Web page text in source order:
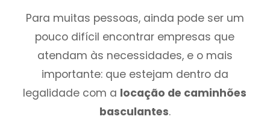
Para muitas pessoas, ainda pode ser um
pouco difícil encontrar empresas que
atendam às necessidades, e o mais
importante: que estejam dentro da
legalidade com a locação de caminhões
basculantes.